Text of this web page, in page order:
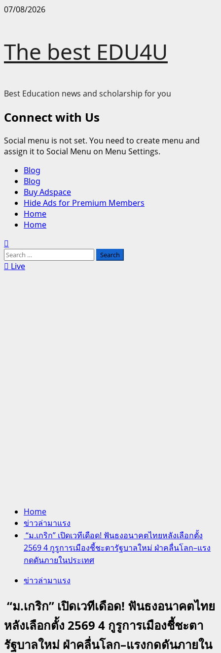
Skip
07/08/2026
The best EDU4U
Best Education news and scholarship for you
Connect with Us
Social menu is not set. You need to create menu and
assign it to Social Menu on Menu Settings.
Primary
Menu
Blog
Blog
Buy Adspace
Hide Ads for Premium Members
Home
Home
Search
for:Live
Home
ข่าวล่ามาแรง
“ม.เกริก” เปิดเวทีเดือด! ฟันธงอนาคตไทยหลังเลือกตั้ง
2569 4 กูรูการเมืองชี้ชะตารัฐบาลใหม่ ฝ่าคลื่นโลก–แรง
กดดันภายในประเทศ
ข่าวล่ามาแรง
“ม.เกริก” เปิดเวทีเดือด! ฟันธงอนาคตไทย
หลังเลือกตั้ง 2569 4 กูรูการเมืองชี้ชะตา
รัฐบาลใหม่ ฝ่าคลื่นโลก–แรงกดดันภายใน